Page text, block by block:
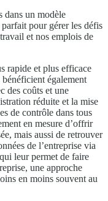
dans un modèle
pour gérer les défis
et nos emplois de
rapide et plus efficace
également
des coûts et une
réduite et la mise
de contrôle dans tous
en mesure d’offrir
mais aussi de retrouver
de l’entreprise via
leur permet de faire
une approche
en moins souvent au